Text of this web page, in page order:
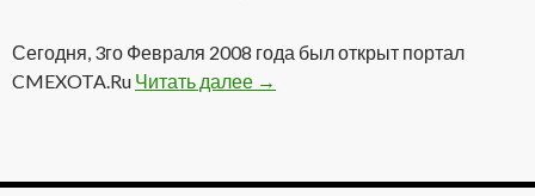
Сегодня, 3го Февраля 2008 года был открыт портал
CMEXOTA.Ru Читать далее Добро пожаловать — Открытие
→